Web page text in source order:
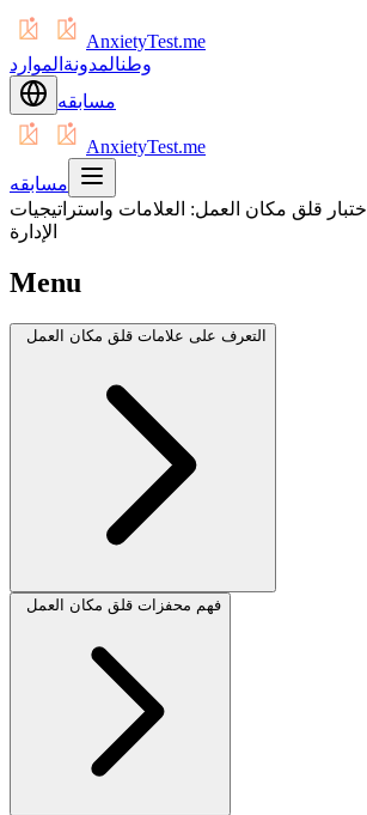
AnxietyTest.me
وطنالمدونة الموارد
مسابقه
AnxietyTest.me
مسابقه
اختبار قلق مكان العمل: العلامات واستراتيجيات
الإدارة
Menu
التعرف على علامات قلق مكان العمل
فهم محفزات قلق مكان العمل